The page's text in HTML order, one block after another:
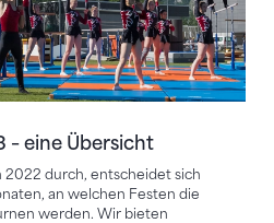
– eine Übersicht
2022 durch, entscheidet sich
an welchen Festen die
werden. Wir bieten